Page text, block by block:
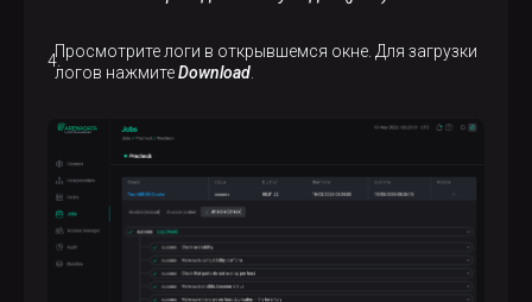
Просмотрите логи в открывшемся окне. Для загрузки
логов нажмитеDownload.